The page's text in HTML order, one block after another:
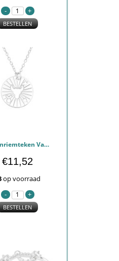
BESTELLEN
Dierenriemteken Van De Stier - 925 sterling zilver Kettingen PCJW43935
€11,52
op voorraad
BESTELLEN